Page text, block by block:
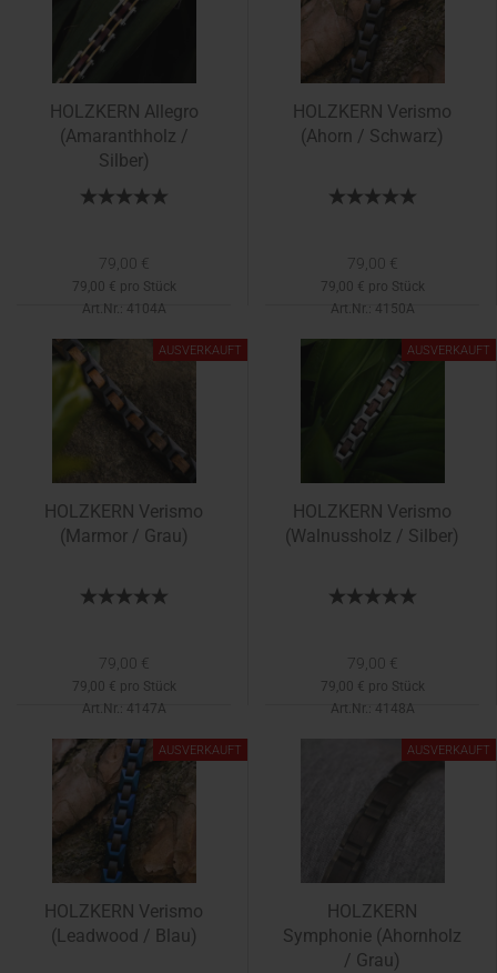
HOLZKERN Allegro
(Amaranthholz /
Silber)
79,00 €
79,00 € pro Stück
Art.Nr.: 4104A
Lieferzeit: 1-2 Tage
HOLZKERN Verismo
(Ahorn / Schwarz)
79,00 €
79,00 € pro Stück
Art.Nr.: 4150A
AUSVERKAUFT
HOLZKERN Verismo
(Marmor / Grau)
79,00 €
79,00 € pro Stück
Art.Nr.: 4147A
AUSVERKAUFT
HOLZKERN Verismo
(Walnussholz / Silber)
79,00 €
79,00 € pro Stück
Art.Nr.: 4148A
AUSVERKAUFT
HOLZKERN Verismo
(Leadwood / Blau)
AUSVERKAUFT
HOLZKERN
Symphonie (Ahornholz
/ Grau)